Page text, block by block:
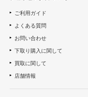
ご利用ガイド
よくある質問
お問い合わせ
下取り購入に関して
買取に関して
店舗情報